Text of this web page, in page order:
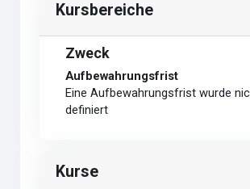
Kursbereiche
Zweck
Aufbewahrungsfrist
Eine Aufbewahrungsfrist wurde
definiert
Kurse